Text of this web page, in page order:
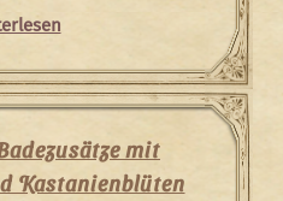
mit
Kastanienblüten